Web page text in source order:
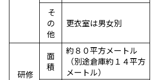
そ
の
他
更衣室は男女別
研修
面
積
約８０平方メートル
（別途倉庫約１４平方
メートル）